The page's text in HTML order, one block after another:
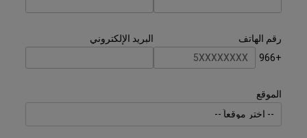
رقم الهاتف
+966
البريد الإلكتروني
الموقع